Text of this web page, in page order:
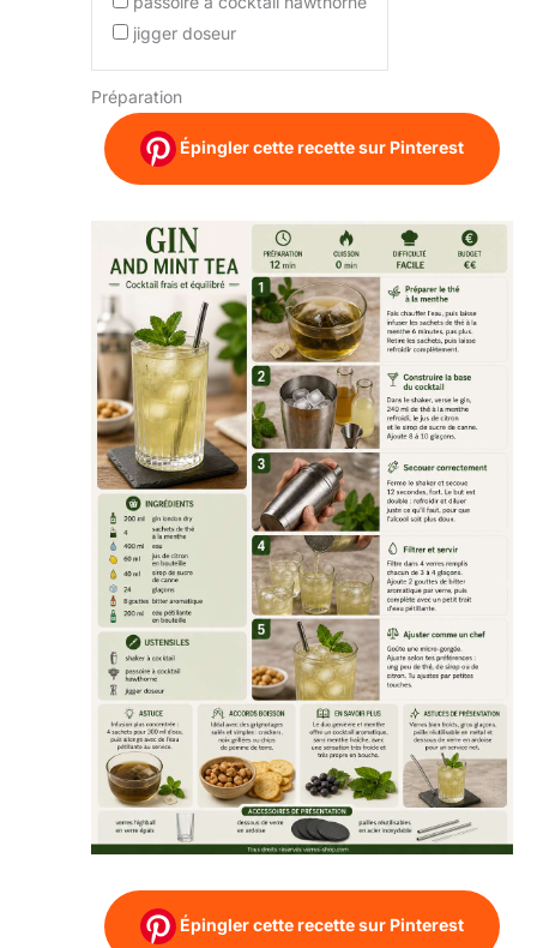
jigger doseur
Préparation
Épingler cette recette sur Pinterest
Épingler cette recette sur Pinterest